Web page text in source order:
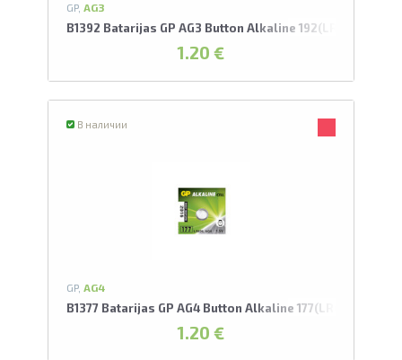
GP, AG3
B1392 Batarijas GP AG3 Button Alkaline 192(LR41)
1.20 €
В наличии
GP, AG4
B1377 Batarijas GP AG4 Button Alkaline 177(LR66)
1.20 €